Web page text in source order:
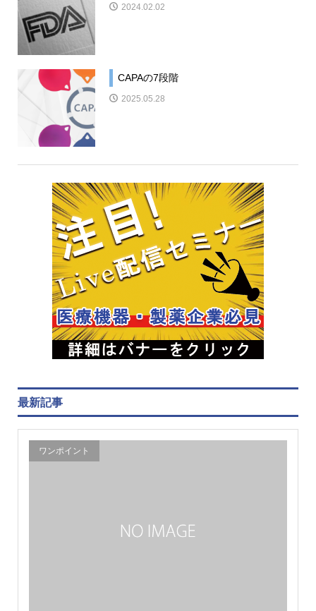
2024.02.02
CAPAの7段階
2025.05.28
最新記事
ワンポイント